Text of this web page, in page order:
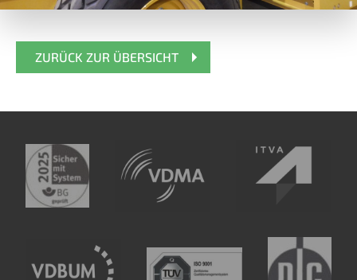
ZURÜCK ZUR ÜBERSICHT